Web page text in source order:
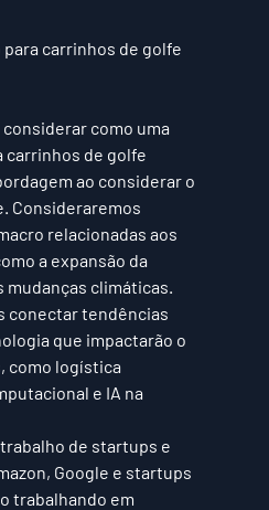
carrinhos de golfe
como uma
carrinhos de golfe
ao considerar o
Consideraremos
relacionadas aos
a expansão da
mudanças climáticas
conectar tendências
que impactarão o
como logística
e IA na
de startups e
Google e startups
trabalhando em